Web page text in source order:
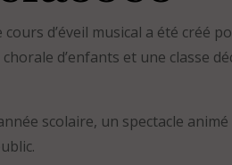
cours d’éveil musical a été créé
chorale d’enfants et une classe
scolaire, un spectacle